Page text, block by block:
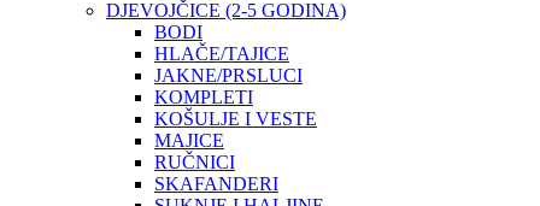
DJEVOJČICE (2-5 GODINA)
BODI
HLAČE/TAJICE
JAKNE/PRSLUCI
KOMPLETI
KOŠULJE I VESTE
MAJICE
RUČNICI
SKAFANDERI